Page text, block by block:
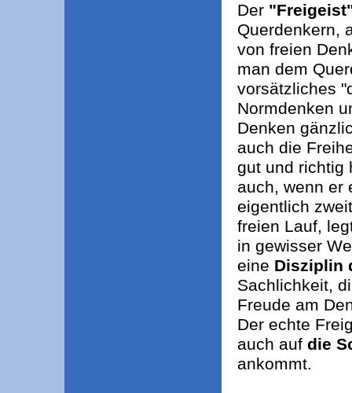
Der
Querdenkern,
von freien
man dem
vorsätzliches
Normdenken
Denken
auch die
gut und richtig
auch, wenn er
eigentlich
freien Lauf,
in gewisser
eine Disziplin
Sachlichkeit,
Freude am
Der echte
auch auf die
ankommt.